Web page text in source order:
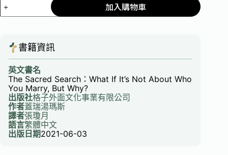
加入購物車
書籍資訊
英文書名
The Sacred Search：What If It’s Not About Who
You Marry, But Why?
出版社格子外面文化事業有限公司
作者蓋瑞湯瑪斯
譯者張瓊月
語言繁體中文
出版日期2021-06-03